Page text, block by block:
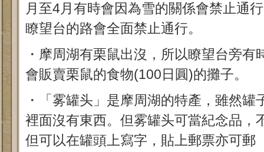
月至4月有時會因為雪的關係會禁止通
瞭望台的路會全面禁止通行。
・摩周湖有栗鼠出沒，所以瞭望台旁有
會販賣栗鼠的食物(100日圓)的攤子。
・「雾罐头」是摩周湖的特產，雖然罐
裡面沒有東西。但雾罐头可當紀念品，
但可以在罐頭上寫字，貼上郵票亦可郵